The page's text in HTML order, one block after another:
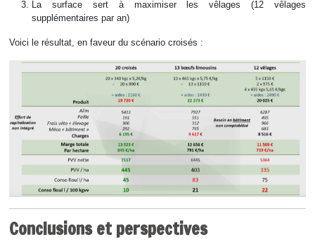
La surface sert à maximiser les vêlages (12 vêlages
supplémentaires par an)
Voici le résultat, en faveur du scénario croisés :
Conclusions et perspectives